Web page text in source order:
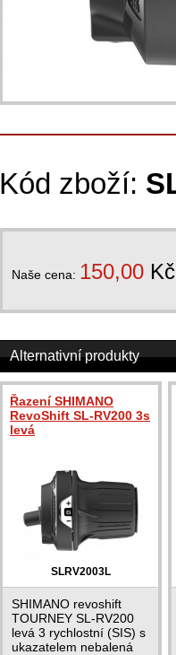
Kód zboží:
Naše cena: 150,00 Kč
Alternativní produkty
Řazení SHIMANO
RevoShift SL-RV200 3s
levá
SLRV2003L
SHIMANO revoshift
TOURNEY SL-RV200
levá 3 rychlostní (SIS) s
ukazatelem nebalená